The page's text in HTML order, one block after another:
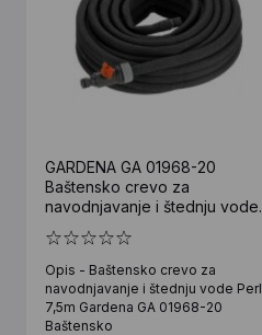
GARDENA GA 01968-20
Baštensko crevo za
navodnjavanje i štednju vode
Opis - Baštensko crevo za
navodnjavanje i štednju vode Perl
7,5m Gardena GA 01968-20
Baštensko